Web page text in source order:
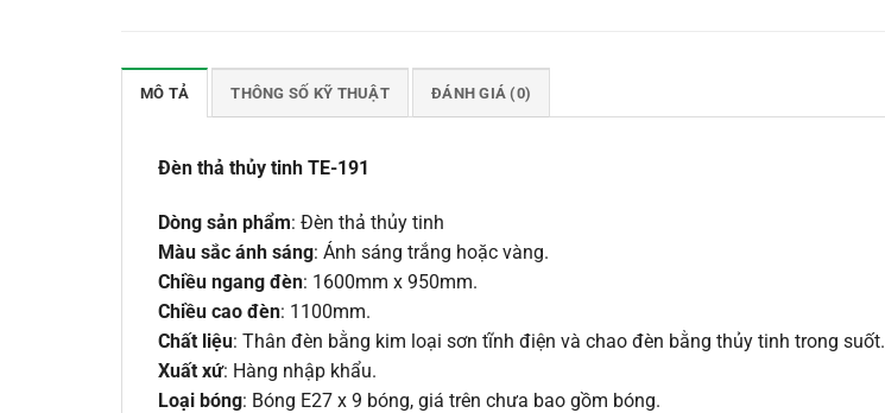
MÔ TẢ THÔNG SỐ KỸ THUẬT ĐÁNH GIÁ (0)
Đèn thả thủy tinh TE-191
Dòng sản phẩm: Đèn thả thủy tinh
Màu sắc ánh sáng: Ánh sáng trắng hoặc vàng.
Chiều ngang đèn: 1600mm x 950mm.
Chiều cao đèn: 1100mm.
Chất liệu: Thân đèn bằng kim loại sơn tĩnh điện và chao đèn bằng thủy tinh trong suốt.
Xuất xứ: Hàng nhập khẩu.
Loại bóng: Bóng E27 x 9 bóng, giá trên chưa bao gồm bóng.